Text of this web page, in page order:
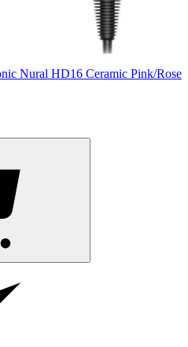
Nural HD16 Ceramic Pink/Rose